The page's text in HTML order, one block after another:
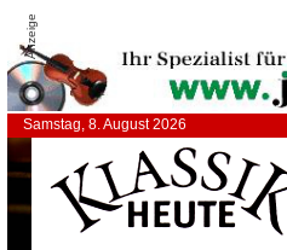
Anzeige
Samstag, 8. August 2026